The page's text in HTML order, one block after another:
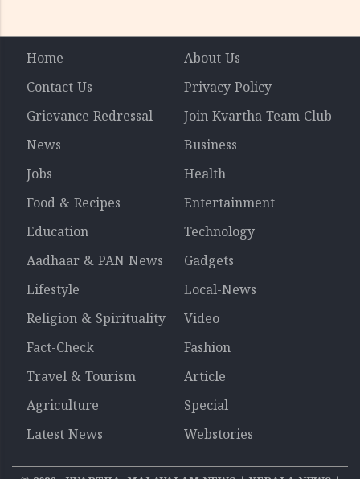
Home
About Us
Contact Us
Privacy Policy
Grievance Redressal
Join Kvartha Team Club
News
Business
Jobs
Health
Food & Recipes
Entertainment
Education
Technology
Aadhaar & PAN News
Gadgets
Lifestyle
Local-News
Religion & Spirituality
Video
Fact-Check
Fashion
Travel & Tourism
Article
Agriculture
Special
Latest News
Webstories